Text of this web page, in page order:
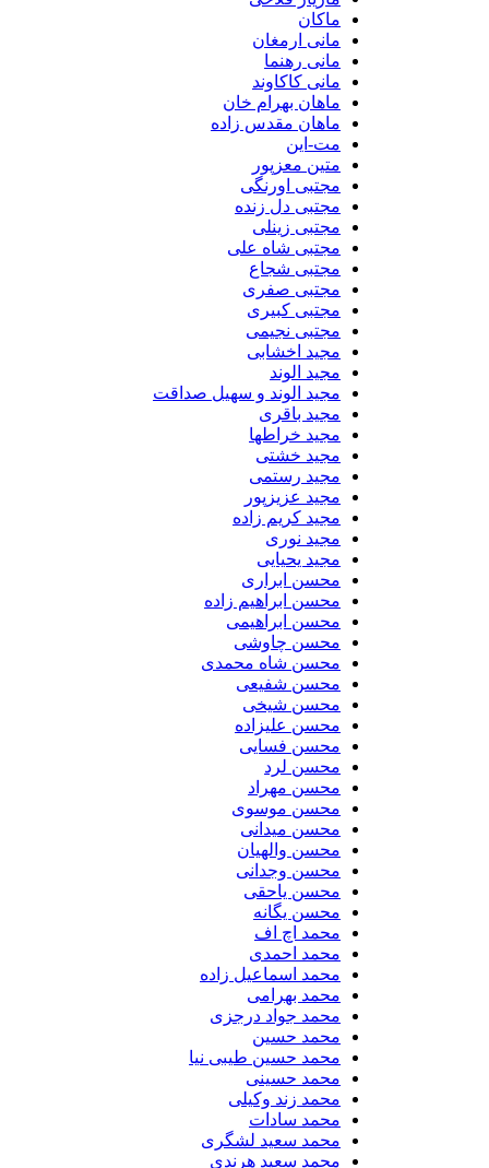
ماکان
مانی ارمغان
مانی رهنما
مانی کاکاوند
ماهان بهرام خان
ماهان مقدس زاده
مت-این
متین معزپور
مجتبی اورنگی
مجتبی دل زنده
مجتبی زینلی
مجتبی شاه علی
مجتبی شجاع
مجتبی صفری
مجتبی کبیری
مجتبی نجیمی
مجید اخشابی
مجید الوند‎
مجید الوند و سهیل صداقت
مجید باقری
مجید خراطها
مجید خشتی
مجید رستمی
مجید عزیزپور
مجید کریم زاده
مجید نوری
مجید یحیایی
محسن ابراری
محسن ابراهیم زاده
محسن ابراهیمی
محسن چاوشی
محسن شاه محمدی
محسن شفیعی
محسن شیخی
محسن علیزاده
محسن فسایی
محسن لرد
محسن مهراد
محسن موسوی
محسن میدانی
محسن والهیان
محسن وجدانی
محسن یاحقی
محسن یگانه
محمد اچ اف
محمد احمدی
محمد اسماعیل زاده
محمد بهرامی
محمد جواد درجزی
محمد حسین
محمد حسین طیبی نیا
محمد حسینی
محمد زند وکیلی
محمد سادات
محمد سعید لشگری
محمد سعید هرندی